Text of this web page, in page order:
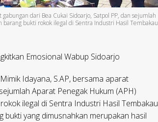
dari Bea Cukai Sidoarjo, Satpol PP, dan sejumlah
bukti rokok ilegal di Sentra Industri Hasil Tembakau
Emosional Wabup Sidoarjo
Idayana, S.AP, bersama aparat
Aparat Penegak Hukum (APH)
ilegal di Sentra Industri Hasil Tembakau
yang dimusnahkan merupakan hasil